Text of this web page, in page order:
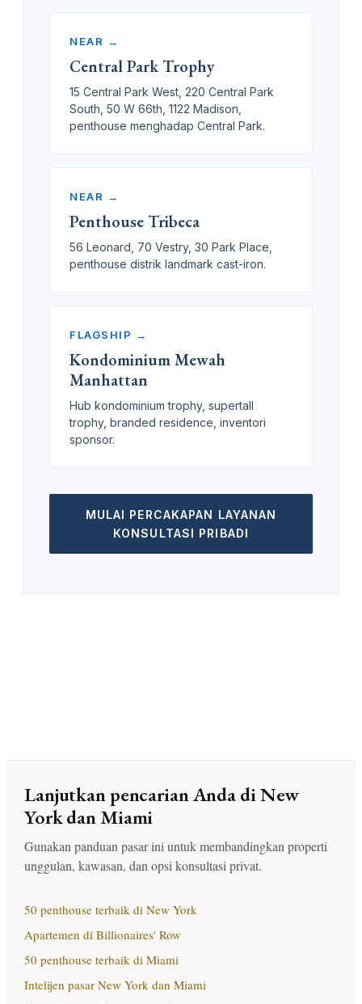
NEAR →
Central Park Trophy
15 Central Park West, 220 Central Park
South, 50 W 66th, 1122 Madison,
penthouse menghadap Central Park.
NEAR →
Penthouse Tribeca
56 Leonard, 70 Vestry, 30 Park Place,
penthouse distrik landmark cast-iron.
FLAGSHIP →
Kondominium Mewah
Manhattan
Hub kondominium trophy, supertall
trophy, branded residence, inventori
sponsor.
MULAI PERCAKAPAN LAYANAN
KONSULTASI PRIBADI
Lanjutkan pencarian Anda di New
York dan Miami
Gunakan panduan pasar ini untuk membandingkan properti
unggulan, kawasan, dan opsi konsultasi privat.
50 penthouse terbaik di New York
Apartemen di Billionaires' Row
50 penthouse terbaik di Miami
Intelijen pasar New York dan Miami